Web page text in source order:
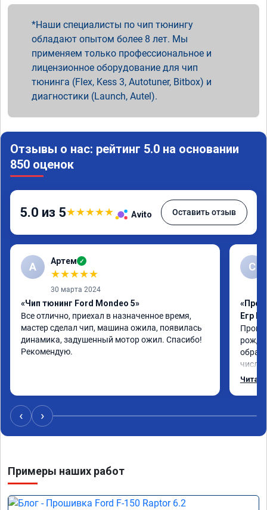
Наши специалисты по чип тюнингу
обладают опытом более 8 лет. Мы
применяем только профессиональное и
лицензионное оборудование для чип
тюнинга (Flex, Kess 3, Autotuner, Bitbox) и
диагностики (Launch, Autel).
Отзывы о нас: рейтинг 5.0 на основании
850 оценок
5.0 из 5★★★★★ Avito Оставить отзыв
А Артем ✓
★★★★★
30 марта 2024
«Чип тюнинг Ford Mondeo 5»
Все отлично, приехал в назначенное время,
мастер сделал чип, машина ожила, появилась
динамика, задушенный мотор ожил. Спасибо!
Рекомендую.
С
Егр
важно
‹ ›
Примеры наших работ